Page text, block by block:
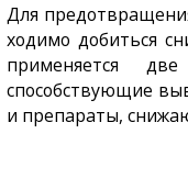
Для
ходимо добиться
применяется
способствующие
и препараты,